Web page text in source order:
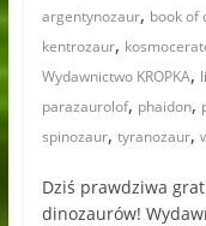
argentynozaur, book of
kentrozaur,
Wydawnictwo KROPKA,
parazaurolof, phaidon,
spinozaur, tyranozaur,
Dziś prawdziwa
dinozaurów!